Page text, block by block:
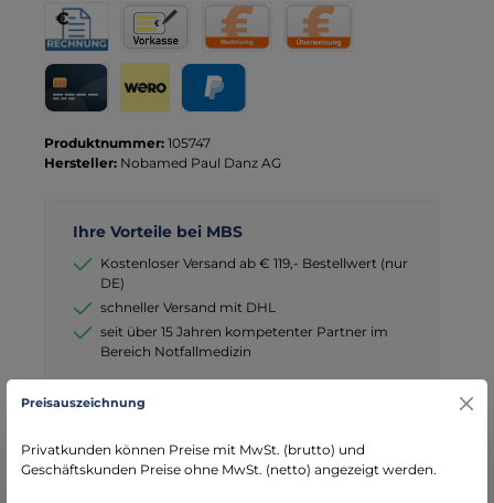
Rechnung
Rechnung für Behörden
Vorkasse
Produktnummer: 105747
Hersteller: Nobamed Paul Danz AG
Ihre Vorteile bei MBS
Kostenloser Versand ab € 119,- Bestellwert (nur
DE)
schneller Versand mit DHL
seit über 15 Jahren kompetenter Partner im
Bereich Notfallmedizin
Preisauszeichnung
Privatkunden können Preise mit MwSt. (brutto) und
Geschäftskunden Preise ohne MwSt. (netto) angezeigt werden.